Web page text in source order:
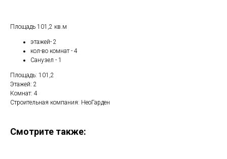
Площадь 101,2 кв.м
этажей- 2
кол-во комнат - 4
Санузел - 1
Площадь: 101,2
Этажей: 2
Комнат: 4
Строительная компания: НеоГарден
Смотрите также: